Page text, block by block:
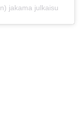
jakama julkaisu